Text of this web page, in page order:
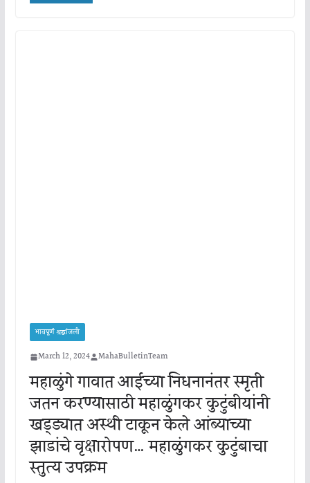
भावपूर्ण श्रद्धांजली
March 12, 2024 MahaBulletinTeam
महाळुंगे गावात आईच्या निधनानंतर स्मृती
जतन करण्यासाठी महाळुंगकर कुटुंबीयांनी
खड्ड्यात अस्थी टाकून केले आंब्याच्या
झाडांचे वृक्षारोपण… महाळुंगकर कुटुंबाचा
स्तुत्य उपक्रम